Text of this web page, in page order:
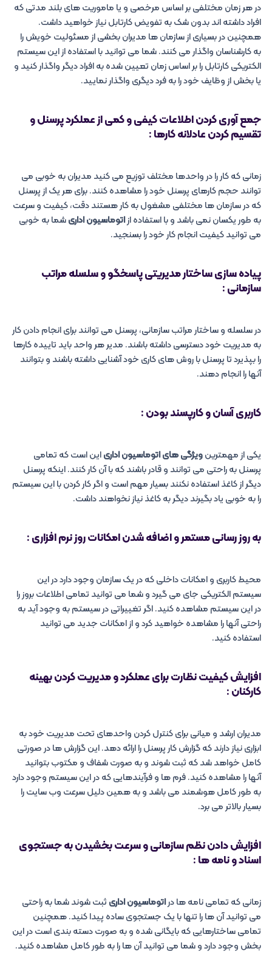
در هر زمان مختلفی بر اساس مرخصی و یا ماموریت های بلند مدتی که
افراد داشته اند بدون شک به تفویض کارتابل نیاز خواهید داشت.
همچنین در بسیاری از سازمان ها مدیران بخشی از مسئولیت خویش را
به کارشناسان واگذار می کنند. شما می توانید با استفاده از این سیستم
الکتریکی کارتابل را بر اساس زمان تعیین شده به افراد دیگر واگذار کنید و
یا بخش از وظایف خود را به فرد دیگری واگذار نمایید.
جمع آوری کردن اطلاعات کیفی و کمی از عملکرد پرسنل و
تقسیم کردن عادلانه کارها :
زمانی که کار را در واحدها مختلف توزیع می کنید مدیران به خوبی می
توانند حجم کارهای پرسنل خود را مشاهده کنند. برای هر یک از پرسنل
که در سازمان ها مختلفی مشغول به کار هستند دقت، کیفیت و سرعت
به طور یکسان نمی باشد و با استفاده ازاتوماسیون اداریشما به خوبی
می توانید کیفیت انجام کار خود را بسنجید.
پیاده سازی ساختار مدیریتی پاسخگو و سلسله مراتب
سازمانی :
در سلسله و ساختار مراتب سازمانی، پرسنل می توانند برای انجام دادن کار
به مدیریت خود دسترسی داشته باشند. مدیر هر واحد باید تاییده کارها
را بپذیرد تا پرسنل با روش های کاری خود آشنایی داشته باشند و بتوانند
آنها را انجام دهند.
کاربری آسان و کارپسند بودن :
یکی از مهمترینویژگی های اتوماسیون اداریاین است که تمامی
پرسنل به راحتی می توانند و قادر باشند که با آن کار کنند. اینکه پرسنل
دیگر از کاغذ استفاده نکنند بسیار مهم است و اگر کار کردن با این سیستم
را به خوبی یاد بگیرند دیگر به کاغذ نیاز نخواهند داشت.
به روز رسانی مستمر و اضافه شدن امکانات روز نرم افزاری :
محیط کاربری و امکانات داخلی که در یک سازمان وجود دارد در این
سیستم الکتریکی جای می گیرد و شما می توانید تمامی اطلاعات بروز را
در این سیستم مشاهده کنید. اگر تغییراتی در سیستم به وجود آید به
راحتی آنها را مشاهده خواهید کرد و از امکانات جدید می توانید
استفاده کنید.
افزایش کیفیت نظارت برای عملکرد و مدیریت کردن بهینه
کارکنان :
مدیران ارشد و میانی برای کنترل کردن واحدهای تحت مدیریت خود به
ابزاری نیاز دارند که گزارش کار پرسنل را ارائه دهد. این گزارش ها در صورتی
کامل خواهد شد که ثبت شوند و به صورت شفاف و مکتوب بتوانید
آنها را مشاهده کنید. فرم ها و فرآیندهایی که در این سیستم وجود دارد
به طور کامل هوشمند می باشد و به همین دلیل سرعت وب سایت را
بسیار بالاتر می برد.
افزایش دادن نظم سازمانی و سرعت بخشیدن به جستجوی
اسناد و نامه ها :
زمانی که تمامی نامه ها دراتوماسیون اداری ثبت شوند شما به راحتی
می توانید آن ها را تنها با یک جستجوی ساده پیدا کنید. همچنین
تمامی ساختارهایی که بایگانی شده و به صورت دسته بندی است در این
بخش وجود دارد و شما می توانید آن ها را به طور کامل مشاهده کنید.